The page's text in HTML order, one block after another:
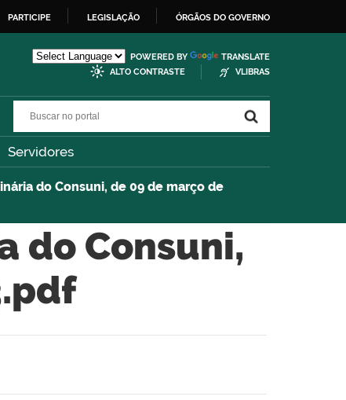
PARTICIPE LEGISLAÇÃO ÓRGÃOS DO GOVERNO
POWERED BY
TRANSLATE
ALTO CONTRASTE
VLIBRAS
Servidores
do Consuni, de 09 de março de
do Consuni,